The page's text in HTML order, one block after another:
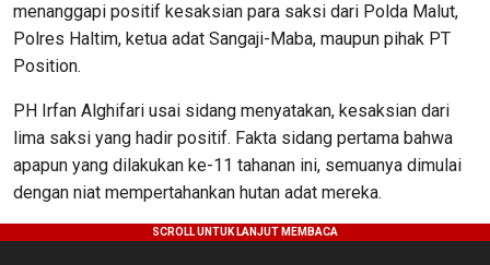
menanggapi positif kesaksian para saksi dari Polda Malut,
Polres Haltim, ketua adat Sangaji-Maba, maupun pihak PT
Position.
PH Irfan Alghifari usai sidang menyatakan, kesaksian dari
lima saksi yang hadir positif. Fakta sidang pertama bahwa
apapun yang dilakukan ke-11 tahanan ini, semuanya dimulai
dengan niat mempertahankan hutan adat mereka.